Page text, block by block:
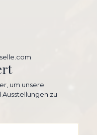
um unsere
zu